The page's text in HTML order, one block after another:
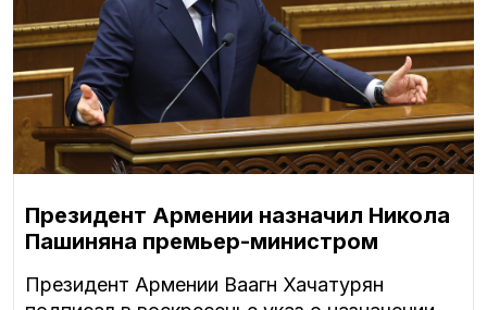
Президент Армении назначил Никола
Пашиняна премьер-министром
Президент Армении Ваагн Хачатурян